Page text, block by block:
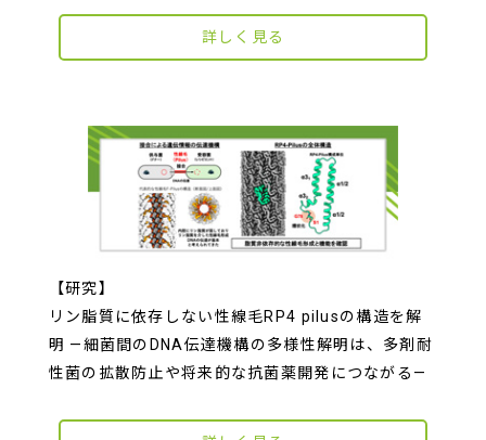
詳しく見る
【研究】
リン脂質に依存しない性線毛RP4 pilusの構造を解
明 —細菌間のDNA伝達機構の多様性解明は、多剤耐
性菌の拡散防止や将来的な抗菌薬開発につながる—